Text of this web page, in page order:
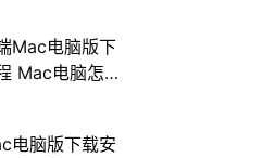
Mac电脑版下
Mac电脑怎
电脑版下载安